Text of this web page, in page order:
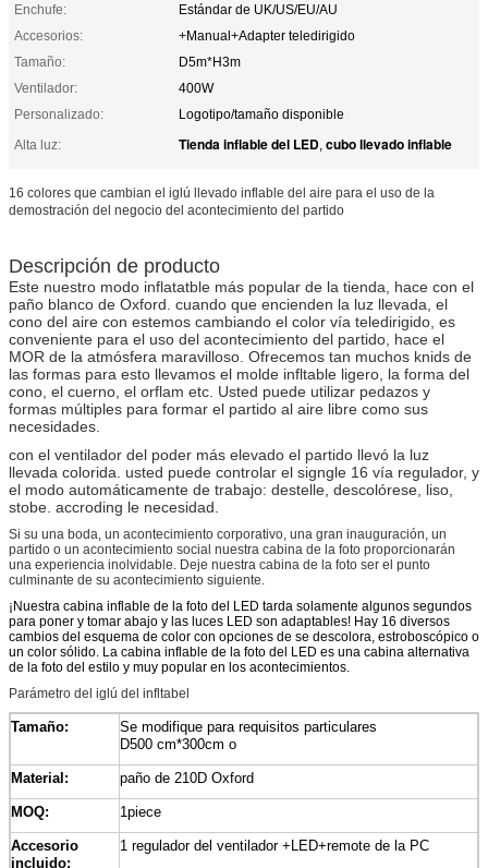
Enchufe:
Estándar de UK/US/EU/AU
Accesorios:
+Manual+Adapter teledirigido
Tamaño:
D5m*H3m
Ventilador:
400W
Personalizado:
Logotipo/tamaño disponible
Alta luz:
Tienda inflable del LED, cubo llevado inflable
16 colores que cambian el iglú llevado inflable del aire para el uso de la
demostración del negocio del acontecimiento del partido
Descripción de producto
Este nuestro modo inflatatble más popular de la tienda, hace con el
paño blanco de Oxford. cuando que encienden la luz llevada, el
cono del aire con estemos cambiando el color vía teledirigido, es
conveniente para el uso del acontecimiento del partido, hace el
MOR de la atmósfera maravilloso. Ofrecemos tan muchos knids de
las formas para esto llevamos el molde infltable ligero, la forma del
cono, el cuerno, el orflam etc. Usted puede utilizar pedazos y
formas múltiples para formar el partido al aire libre como sus
necesidades.
con el ventilador del poder más elevado el partido llevó la luz
llevada colorida. usted puede controlar el signgle 16 vía regulador, y
el modo automáticamente de trabajo: destelle, descolórese, liso,
stobe. accroding le necesidad.
Si su una boda, un acontecimiento corporativo, una gran inauguración, un
partido o un acontecimiento social nuestra cabina de la foto proporcionarán
una experiencia inolvidable. Deje nuestra cabina de la foto ser el punto
culminante de su acontecimiento siguiente.
¡Nuestra cabina inflable de la foto del LED tarda solamente algunos segundos
para poner y tomar abajo y las luces LED son adaptables! Hay 16 diversos
cambios del esquema de color con opciones de se descolora, estroboscópico o
un color sólido. La cabina inflable de la foto del LED es una cabina alternativa
de la foto del estilo y muy popular en los acontecimientos.
Parámetro del iglú del infltabel
Tamaño:
Se modifique para requisitos particulares
D500 cm*300cm o
Material: paño de 210D Oxford
MOQ: 1piece
Accesorio
incluido:
1 regulador del ventilador +LED+remote de la PC